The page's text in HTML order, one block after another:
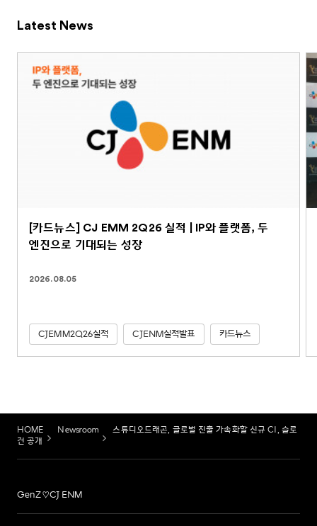
Latest News
[카드뉴스] CJ EMM 2Q26 실적 | IP와 플랫폼, 두
엔진으로 기대되는 성장
2026.08.05
CJEMM2Q26실적 CJENM실적발표 카드뉴스
HOME Newsroom
스튜디오드래곤, 글로벌 진출 가속화할 신규 CI, 슬로
건 공개
GenZ♡CJ ENM